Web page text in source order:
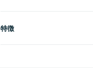
特徴